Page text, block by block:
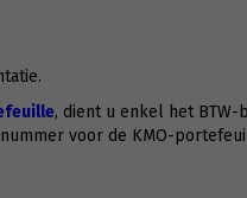
, dient u enkel het BTW-
voor de KMO-